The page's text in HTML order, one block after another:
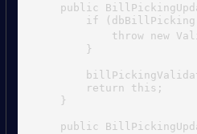
public
if
throw new
        }
        return this;
    }
public